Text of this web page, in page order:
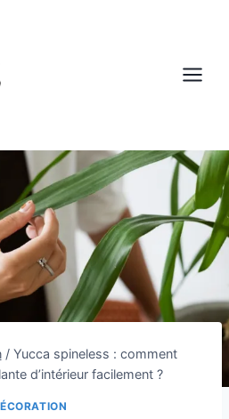
/ Yucca spineless : comment
d’intérieur facilement ?